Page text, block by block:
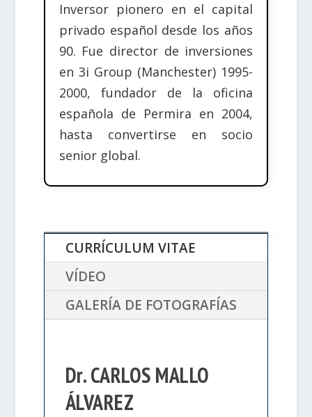
Inversor pionero en el capital
privado español desde los años
90. Fue director de inversiones
en 3i Group (Manchester) 1995-
2000, fundador de la oficina
española de Permira en 2004,
hasta convertirse en socio
senior global.
CURRÍCULUM VITAE
VÍDEO
GALERÍA DE FOTOGRAFÍAS
Dr. CARLOS MALLO
ÁLVAREZ